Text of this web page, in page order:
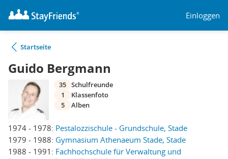
Einloggen
Startseite
Guido Bergmann
1974 - 1978: Pestalozzischule - Grundschule, Stade
1979 - 1988: Gymnasium Athenaeum Stade, Stade
1988 - 1991: Fachhochschule für Verwaltung und
35 Schulfreunde
1
Klassenfoto
5
Alben